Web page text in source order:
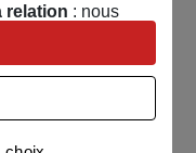
relation : nous
adapter nos
offres
utilisons avec
pour afficher des